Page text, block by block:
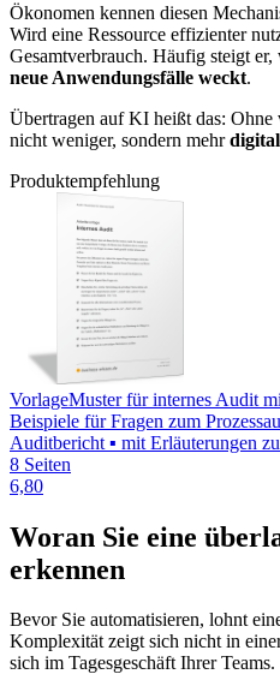
Ökonomen kennen diesen
Wird eine Ressource effizienter
Gesamtverbrauch. Häufig steigt
neue Anwendungsfälle weckt.
Übertragen auf KI heißt das: Ohne
nicht weniger, sondern mehr
Produktempfehlung
VorlageMuster für internes Audit
Beispiele für Fragen zum
Auditbericht ▪ mit Erläuterungen
8 Seiten
6,80
Woran Sie eine
erkennen
Bevor Sie automatisieren, lohnt
Komplexität zeigt sich nicht in
sich im Tagesgeschäft Ihrer Teams.